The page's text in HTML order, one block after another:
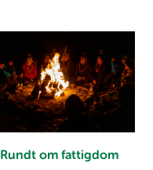
Rundt om fattigdom